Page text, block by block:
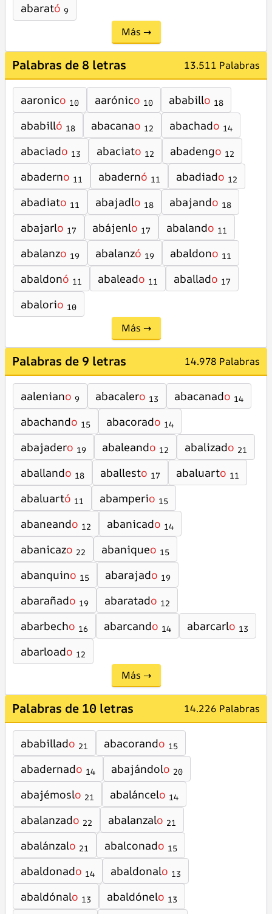
abarató 9
Más →
Palabras de 8 letras 13.511 Palabras
aaronico 10 aarónico 10 ababillo 18
ababilló 18 abacanao 12 abachado 14
abaciado 13 abaciato 12 abadengo 12
abaderno 11 abadernó 11 abadiado 12
abadiato 11 abajadlo 18 abajando 18
abajarlo 17 abájenlo 17 abalando 11
abalanzo 19 abalanzó 19 abaldono 11
abaldonó 11 abaleado 11 aballado 17
abalorio 10
Más →
Palabras de 9 letras 14.978 Palabras
aaleniano 9 abacalero 13 abacanado 14
abachando 15 abacorado 14
abajadero 19 abaleando 12 abalizado 21
aballando 18 aballesto 17 abaluarto 11
abaluartó 11 abamperio 15
abaneando 12 abanicado 14
abanicazo 22 abaniqueo 15
abanquino 15 abarajado 19
abarañado 19 abaratado 12
abarbecho 16 abarcando 14 abarcarlo 13
abarloado 12
Más →
Palabras de 10 letras 14.226 Palabras
ababillado 21 abacorando 15
abadernado 14 abajándolo 20
abajémoslo 21 abaláncelo 14
abalanzado 22 abalanzalo 21
abalánzalo 21 abalconado 15
abaldonado 14 abaldonalo 13
abaldónalo 13 abaldónelo 13